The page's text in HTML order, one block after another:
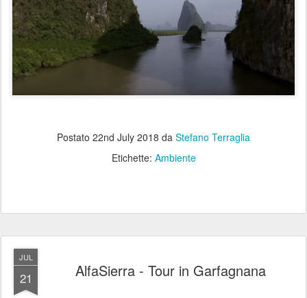
Postato 22nd July 2018 da Stefano Terraglia
Etichette: Ambiente
JUL
21 AlfaSierra - Tour in Garfagnana